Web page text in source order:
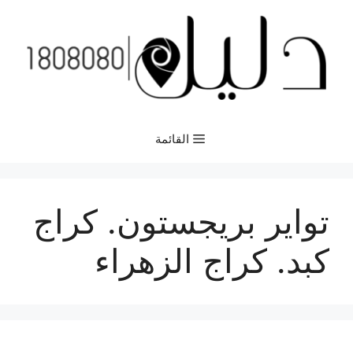
المحتوى
القائمة
تواير بريجستون. كراج
كبد. كراج الزهراء